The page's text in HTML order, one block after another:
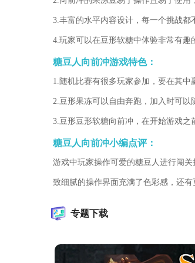
3.丰富的水平内容设计，每一个挑战都
4.玩家可以在豆形软糖中体验非常有趣
糖豆人向前冲游戏特色：
1.随机比赛有很多玩家参加，要在其中
2.豆形果冻可以自由奔跑，加入时可以
3.豆形豆形软糖向前冲，在开始游戏之
糖豆人向前冲小编点评：
游戏中玩家操作可爱的糖豆人进行闯
致细腻的操作界面充满了色彩感，还有
专题下载